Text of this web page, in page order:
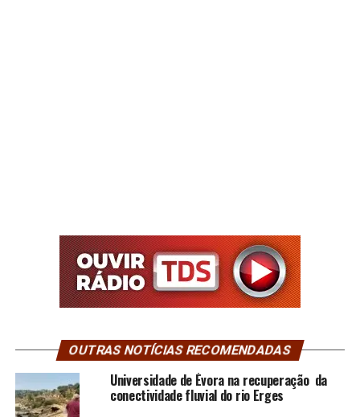
OUTRAS NOTÍCIAS RECOMENDADAS
Universidade de Évora na recuperação da
conectividade fluvial do rio Erges